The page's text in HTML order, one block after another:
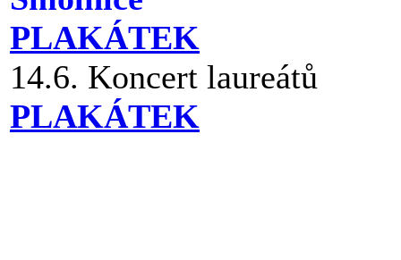
PLAKÁTEK
14.6. Koncert laureátů
PLAKÁTEK